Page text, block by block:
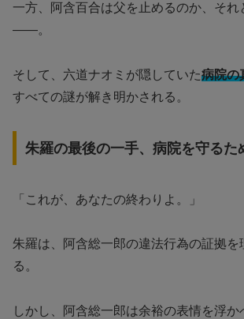
一方、阿含百合は父を止めるのか、それ
——。
そして、六道ナオミが隠していた病院の
すべての謎が解き明かされる。
朱羅の最後の一手、病院を守るた
「これが、あなたの終わりよ。」
朱羅は、阿含総一郎の違法行為の証拠を
る。
しかし、阿含総一郎は余裕の表情を浮か